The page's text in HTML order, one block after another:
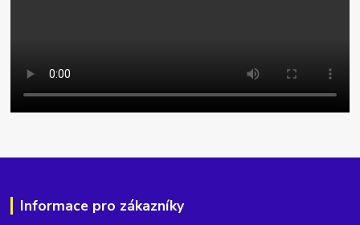
Informace pro zákazníky